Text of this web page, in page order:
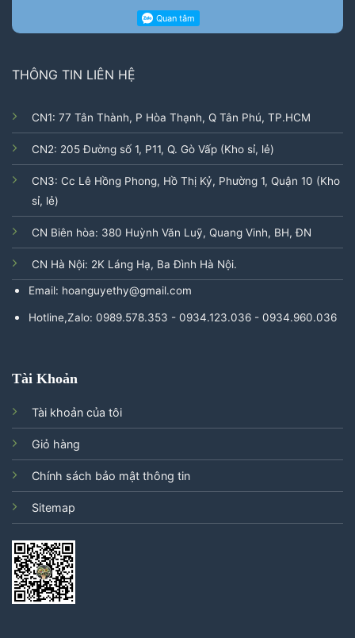
THÔNG TIN LIÊN HỆ
CN1: 77 Tân Thành, P Hòa Thạnh, Q Tân Phú, TP.HCM
CN2: 205 Đường số 1, P11, Q. Gò Vấp (Kho sỉ, lẻ)
CN3: Cc Lê Hồng Phong, Hồ Thị Kỷ, Phường 1, Quận 10 (Kho
sỉ, lẻ)
CN Biên hòa: 380 Huỳnh Văn Luỹ, Quang Vinh, BH, ĐN
CN Hà Nội: 2K Láng Hạ, Ba Đình Hà Nội.
Email: hoanguyethy@gmail.com
Hotline,Zalo: 0989.578.353 - 0934.123.036 - 0934.960.036
Tài Khoản
Tài khoản của tôi
Giỏ hàng
Chính sách bảo mật thông tin
Sitemap